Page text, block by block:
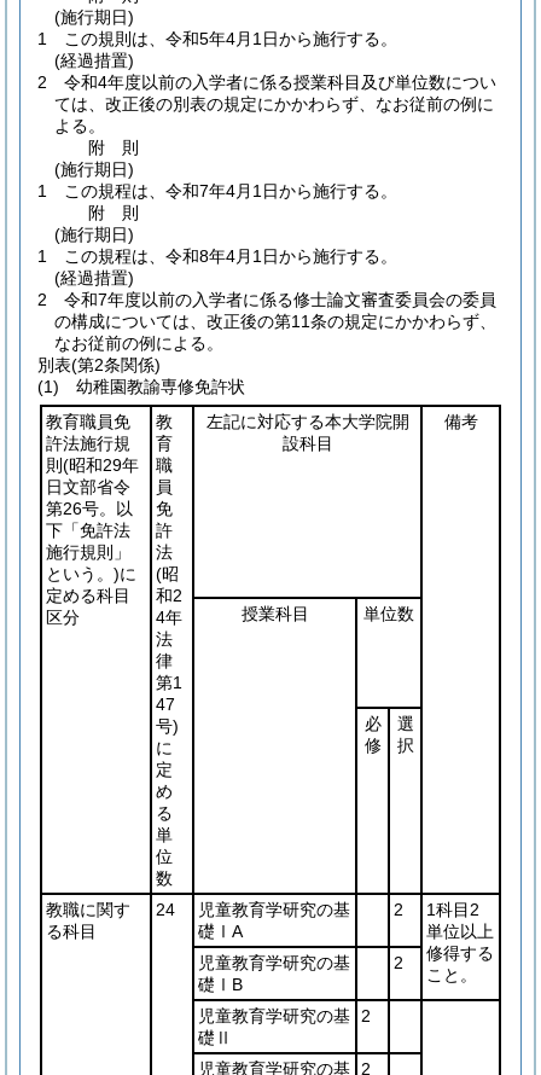
(施行期日)
1
この規則は、令和5年4月1日から施行する。
(経過措置)
2
令和4年度以前の入学者に係る授業科目及び単位数につい
ては、改正後の別表の規定にかかわらず、なお従前の例に
よる。
附 則
(施行期日)
1
この規程は、令和7年4月1日から施行する。
附 則
(施行期日)
1
この規程は、令和8年4月1日から施行する。
(経過措置)
2
令和7年度以前の入学者に係る修士論文審査委員会の委員
の構成については、改正後の第11条の規定にかかわらず、
なお従前の例による。
別表(第2条関係)
(1) 幼稚園教諭専修免許状
教育職員免
許法施行規
則 (昭和29年
日文部省令
第26号。以
下「免許法
施行規則」
という。)に
定める科目
区分
教
育
職
員
免
許
法
(昭
和2
4年
法
律
第1
47
号)
に
定
め
る
単
位
数
左記に対応する本大学院開
設科目
備考
授業科目 単位数
必
修
選
択
教職に関す
る科目
24
児童教育学研究の基
礎ⅠA
2
1科目2
単位以上
修得する
こと。
児童教育学研究の基
礎ⅠB
2
児童教育学研究の基
礎Ⅱ
2
児童教育学研究の基
2